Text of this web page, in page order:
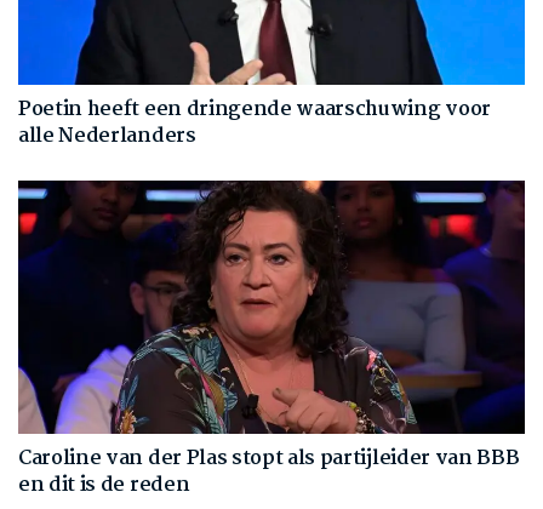
Poetin heeft een dringende waarschuwing voor
alle Nederlanders
Caroline van der Plas stopt als partijleider van BBB
en dit is de reden